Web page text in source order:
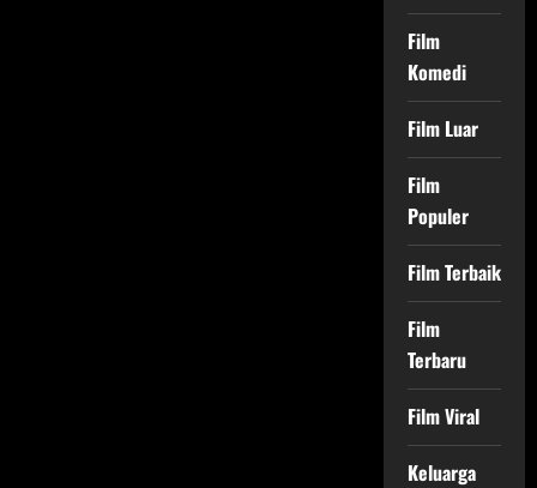
Film
Komedi
Film Luar
Film
Populer
Film Terbaik
Film
Terbaru
Film Viral
Keluarga